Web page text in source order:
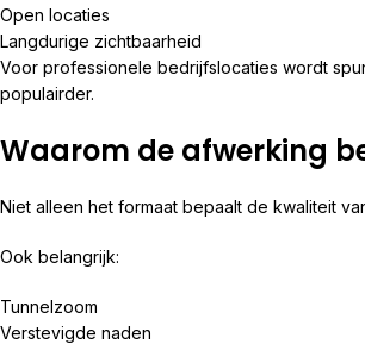
Open locaties
Langdurige zichtbaarheid
Voor professionele bedrijfslocaties wordt
populairder.
Waarom de afwerking
Niet alleen het formaat bepaalt de kwaliteit
Ook belangrijk:
Tunnelzoom
Verstevigde naden